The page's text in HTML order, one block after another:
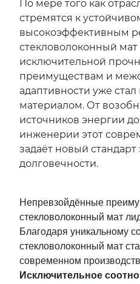
По мере того как
стремятся к
высокоэффективным
стекловолоконный мат
исключительной
преимуществам и
адаптивности уже
материалом. От
источников энергии
инженерии этот
задаёт новый
долговечности.
Непревзойдённые
стекловолоконный мат
Благодаря уникальному
стекловолоконный мат
современном
Исключительное